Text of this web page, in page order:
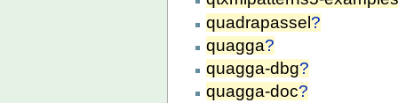
quadrapassel?
quagga?
quagga-dbg?
quagga-doc?